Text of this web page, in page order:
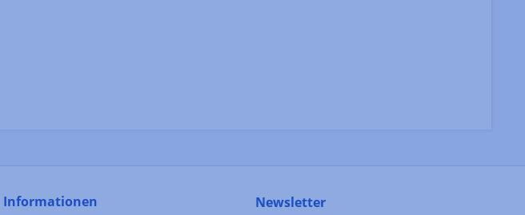
Informationen Newsletter